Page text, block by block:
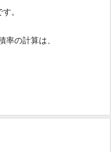
す。
の計算は、